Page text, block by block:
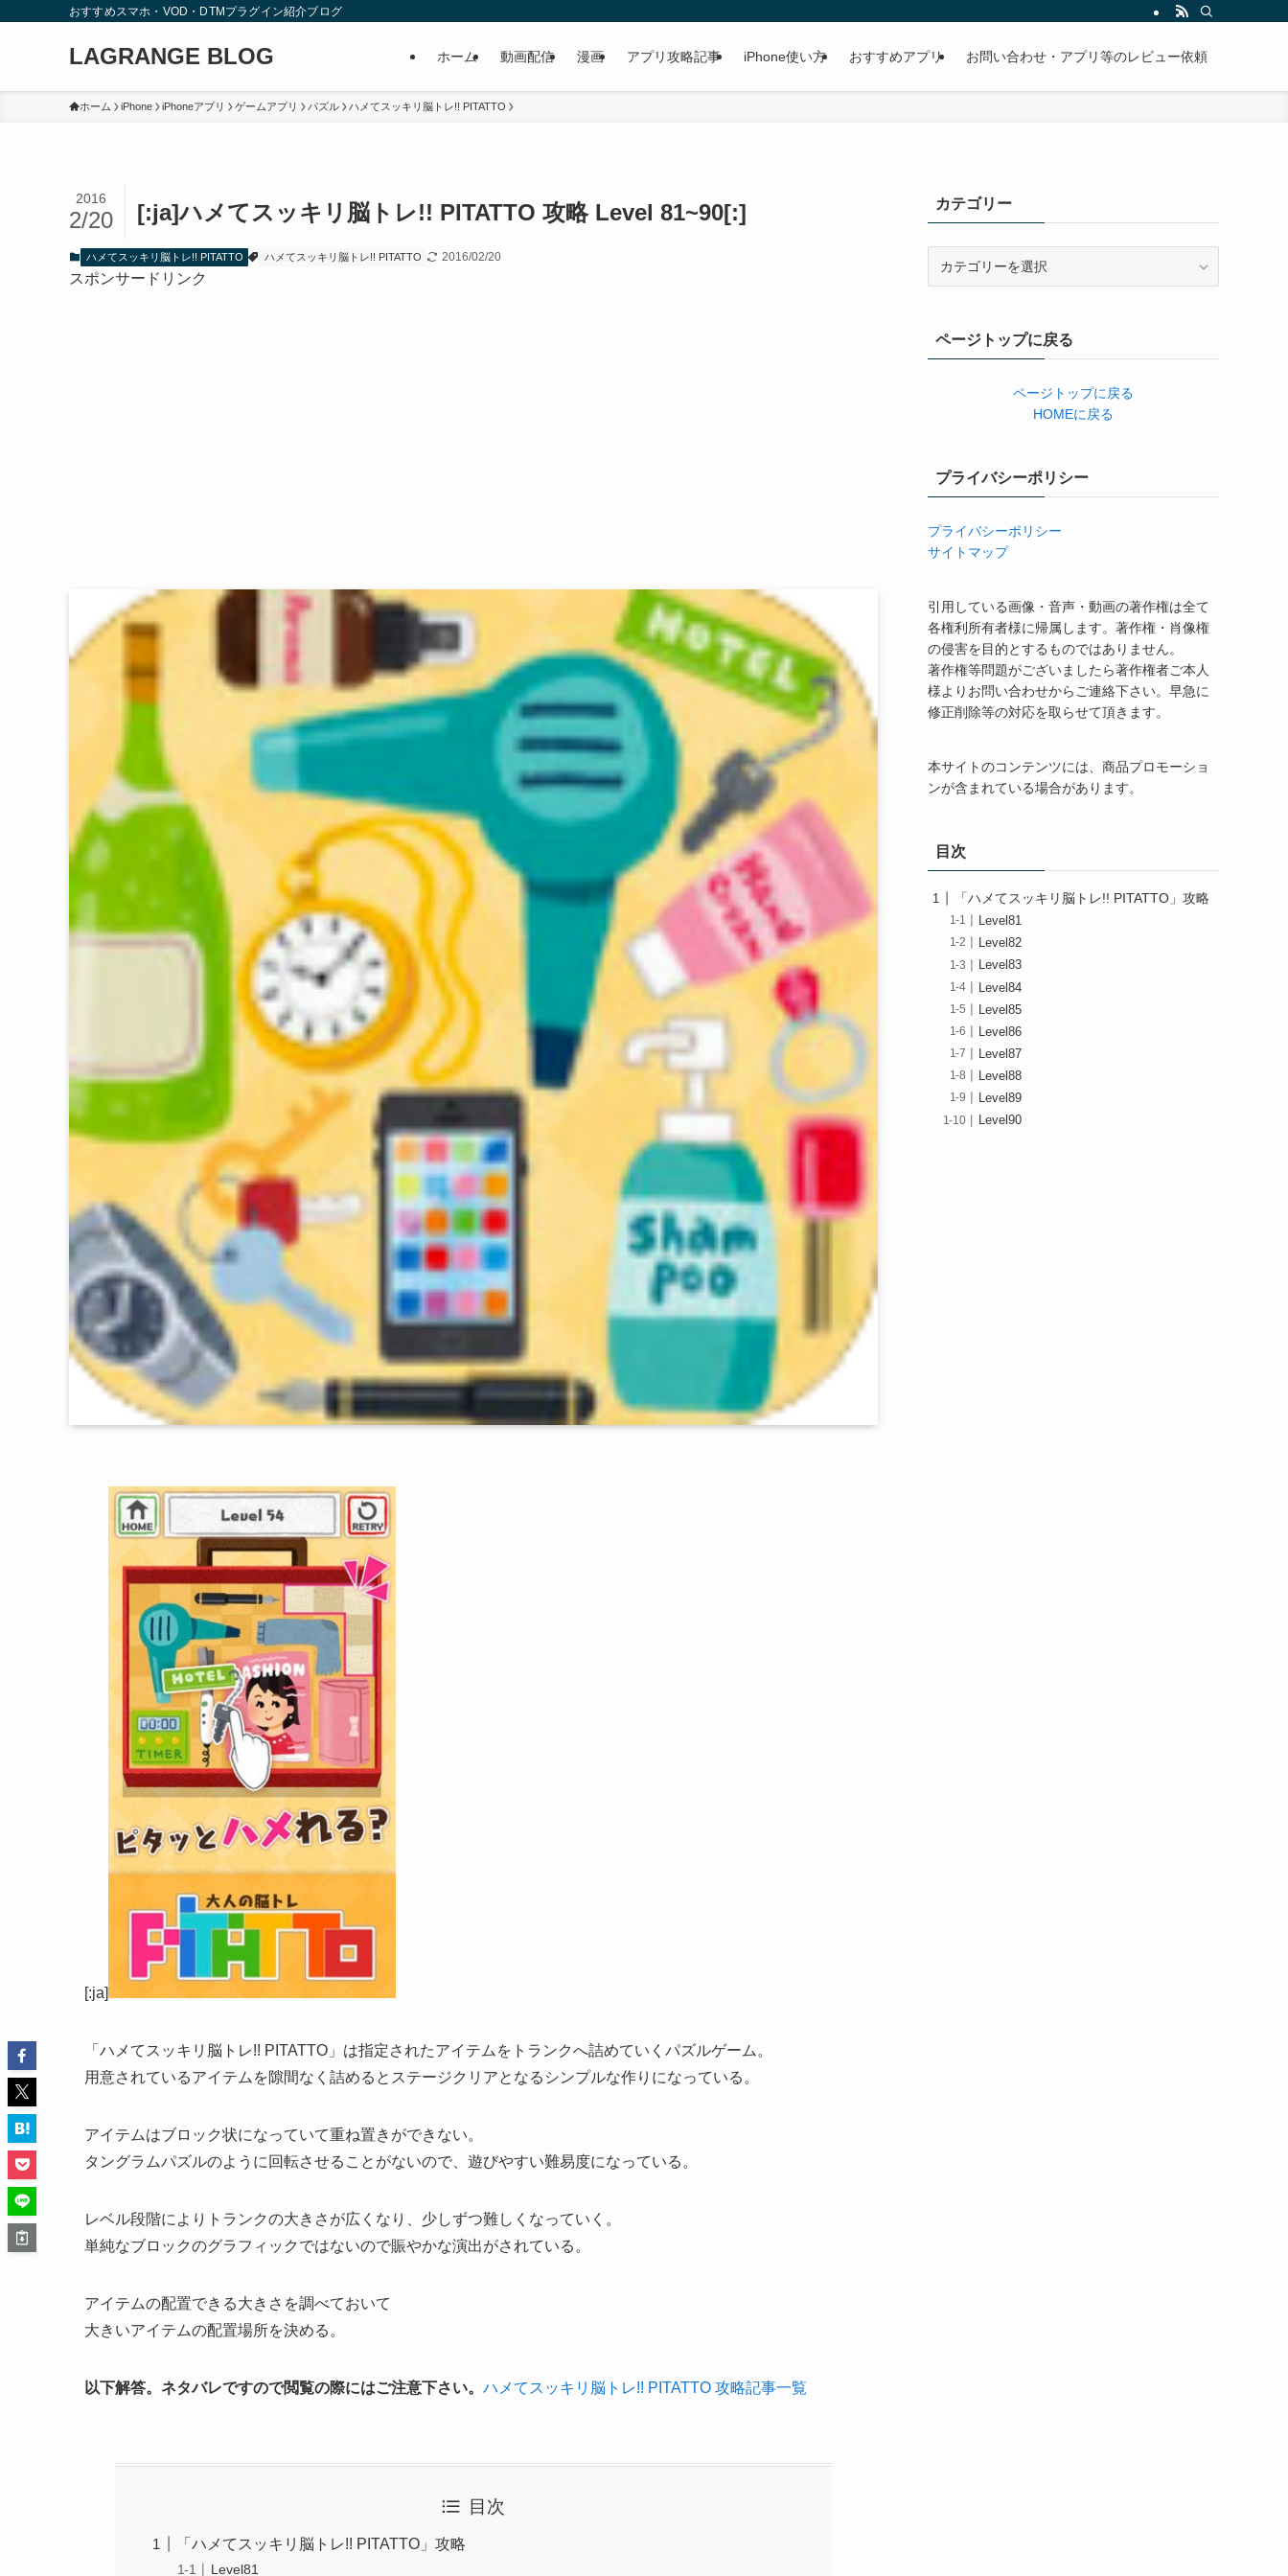
おすすめスマホ・VOD・DTMプラグイン紹介ブログ
LAGRANGE BLOG ホーム 動画配信 漫画 アプリ攻略記事 iPhone使い方 おすすめアプリ お問い合わせ・アプリ等のレビュー依頼
ホーム iPhone iPhoneアプリ ゲームアプリ パズル ハメてスッキリ脳トレ!! PITATTO
[:ja]ハメてスッキリ脳トレ!! PITATTO 攻略 Level 81~90[:]
2016
2/20
ハメてスッキリ脳トレ!! PITATTO ハメてスッキリ脳トレ!! PITATTO 2016/02/20
スポンサードリンク
[:ja]
「ハメてスッキリ脳トレ!! PITATTO」は指定されたアイテムをトランクへ詰めていくパズルゲーム。
用意されているアイテムを隙間なく詰めるとステージクリアとなるシンプルな作りになっている。
アイテムはブロック状になっていて重ね置きができない。
タングラムパズルのように回転させることがないので、遊びやすい難易度になっている。
レベル段階によりトランクの大きさが広くなり、少しずつ難しくなっていく。
単純なブロックのグラフィックではないので賑やかな演出がされている。
アイテムの配置できる大きさを調べておいて
大きいアイテムの配置場所を決める。
以下解答。ネタバレですので閲覧の際にはご注意下さい。 ハメてスッキリ脳トレ!! PITATTO 攻略記事一覧
目次
「ハメてスッキリ脳トレ!! PITATTO」攻略
Level81
カテゴリー
ーページトップに戻る
ページトップに戻る
HOMEに戻る
プライバシーポリシー
プライバシーポリシー
サイトマップ
引用している画像・音声・動画の著作権は全て
各権利所有者様に帰属します。著作権・肖像権
の侵害を目的とするものではありません。
著作権等問題がございましたら著作権者ご本人
様よりお問い合わせからご連絡下さい。早急に
修正削除等の対応を取らせて頂きます。
本サイトのコンテンツには、商品プロモーショ
ンが含まれている場合があります。
目次
「ハメてスッキリ脳トレ!! PITATTO」攻略
Level81
Level82
Level83
Level84
Level85
Level86
Level87
Level88
Level89
Level90